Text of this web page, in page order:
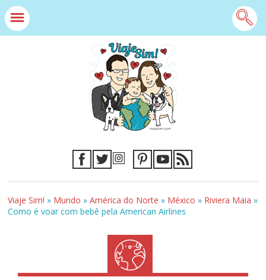
Viaje Sim! » Mundo »América do Norte » México » Riviera Maia »
Como é voar com bebê pela American Airlines